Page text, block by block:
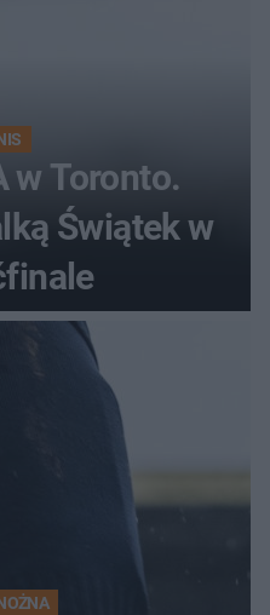
w Toronto.
Świątek w